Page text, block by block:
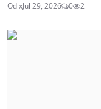
OdixJul 29, 2026 0 2